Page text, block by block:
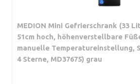
MEDION Mini Gefrierschrank (33
51cm hoch, höhenverstellbare
manuelle Temperatureinstellung,
4 Sterne, MD37675) grau